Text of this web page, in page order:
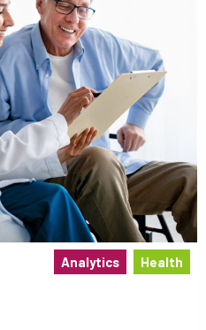
Analytics Health